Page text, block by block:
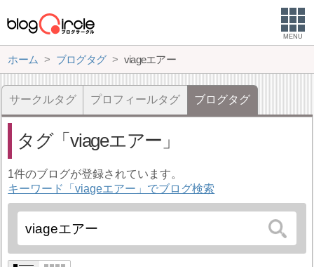
MENU
ホーム ブログタグ viageエアー
サークルタグ プロフィールタグ ブログタグ
タグ viageエアー
1件のブログが登録されています。
キーワード「viageエアー」でブログ検索